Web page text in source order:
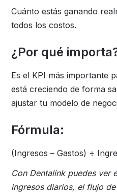
Cuánto estás ganando
todos los costos.
¿Por qué
Es el KPI más importante
está creciendo de forma
ajustar tu modelo de
Fórmula:
(Ingresos – Gastos) ÷
Con Dentalink puedes ver
ingresos diarios, el flujo